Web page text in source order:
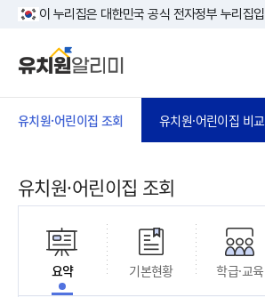
본문 바로가기
이 누리집은 대한민국 공식 전자정부 누리집
유치원·어린이집 조회 유치원·어린이집 비교
유치원·어린이집 조회
요약 기본현황 학급·교육